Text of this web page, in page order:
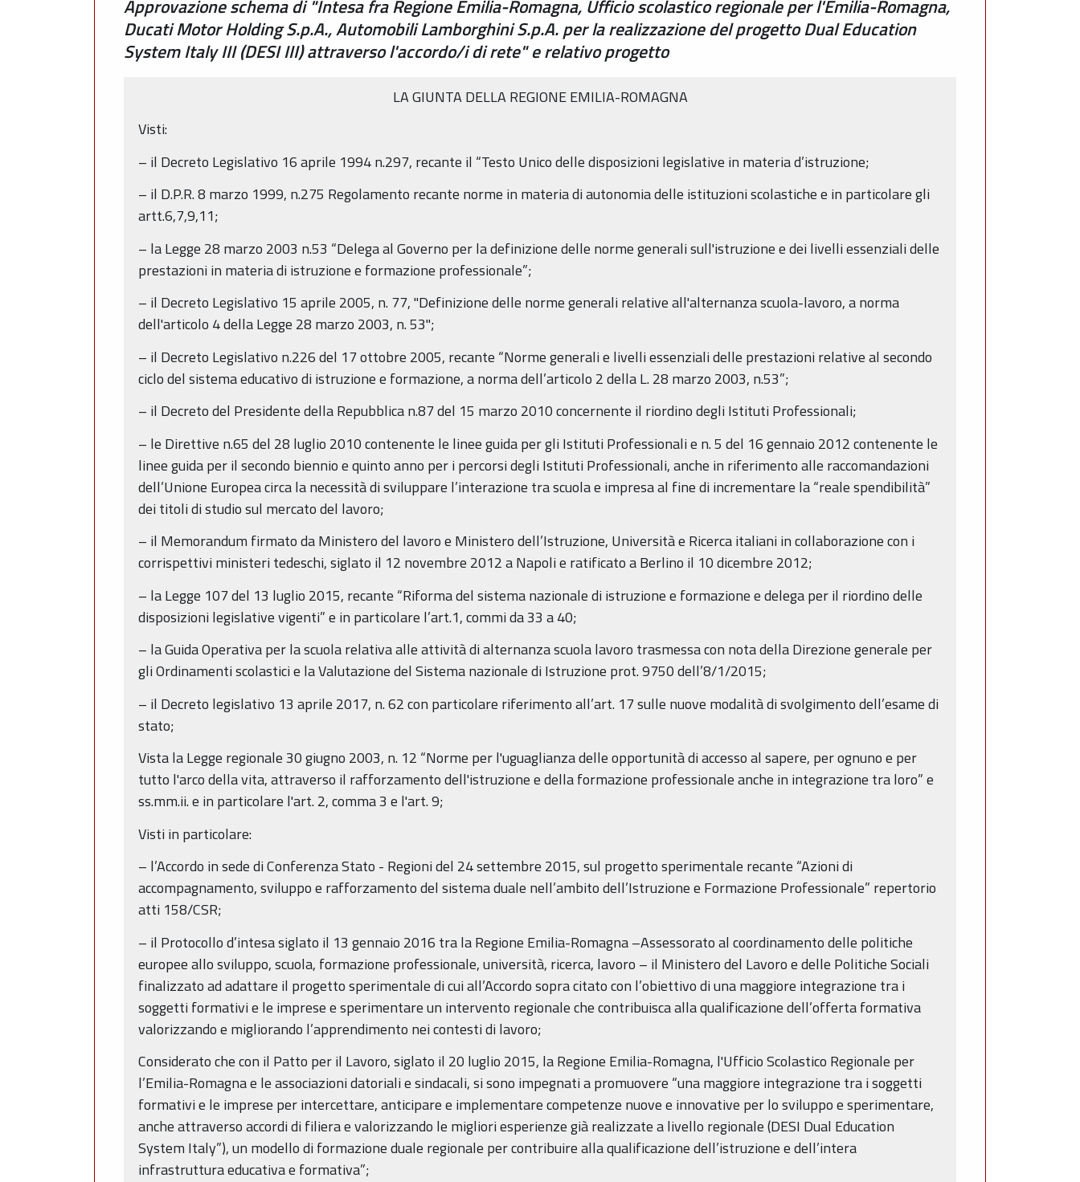
Approvazione schema di "Intesa fra Regione Emilia-Romagna, Ufficio scolastico regionale per l'Emilia-Romagna,
Ducati Motor Holding S.p.A., Automobili Lamborghini S.p.A. per la realizzazione del progetto Dual Education
System Italy III (DESI III) attraverso l'accordo/i di rete" e relativo progetto
LA GIUNTA DELLA REGIONE EMILIA-ROMAGNA
Visti:
– il Decreto Legislativo 16 aprile 1994 n.297, recante il “Testo Unico delle disposizioni legislative in materia d’istruzione;
– il D.P.R. 8 marzo 1999, n.275 Regolamento recante norme in materia di autonomia delle istituzioni scolastiche e in particolare gli
artt.6,7,9,11;
– la Legge 28 marzo 2003 n.53 “Delega al Governo per la definizione delle norme generali sull'istruzione e dei livelli essenziali delle
prestazioni in materia di istruzione e formazione professionale”;
– il Decreto Legislativo 15 aprile 2005, n. 77, "Definizione delle norme generali relative all'alternanza scuola-lavoro, a norma
dell'articolo 4 della Legge 28 marzo 2003, n. 53";
– il Decreto Legislativo n.226 del 17 ottobre 2005, recante “Norme generali e livelli essenziali delle prestazioni relative al secondo
ciclo del sistema educativo di istruzione e formazione, a norma dell’articolo 2 della L. 28 marzo 2003, n.53”;
– il Decreto del Presidente della Repubblica n.87 del 15 marzo 2010 concernente il riordino degli Istituti Professionali;
– le Direttive n.65 del 28 luglio 2010 contenente le linee guida per gli Istituti Professionali e n. 5 del 16 gennaio 2012 contenente le
linee guida per il secondo biennio e quinto anno per i percorsi degli Istituti Professionali, anche in riferimento alle raccomandazioni
dell’Unione Europea circa la necessità di sviluppare l’interazione tra scuola e impresa al fine di incrementare la “reale spendibilità”
dei titoli di studio sul mercato del lavoro;
– il Memorandum firmato da Ministero del lavoro e Ministero dell’Istruzione, Università e Ricerca italiani in collaborazione con i
corrispettivi ministeri tedeschi, siglato il 12 novembre 2012 a Napoli e ratificato a Berlino il 10 dicembre 2012;
– la Legge 107 del 13 luglio 2015, recante “Riforma del sistema nazionale di istruzione e formazione e delega per il riordino delle
disposizioni legislative vigenti” e in particolare l’art.1, commi da 33 a 40;
– la Guida Operativa per la scuola relativa alle attività di alternanza scuola lavoro trasmessa con nota della Direzione generale per
gli Ordinamenti scolastici e la Valutazione del Sistema nazionale di Istruzione prot. 9750 dell’8/1/2015;
– il Decreto legislativo 13 aprile 2017, n. 62 con particolare riferimento all’art. 17 sulle nuove modalità di svolgimento dell’esame di
stato;
Vista la Legge regionale 30 giugno 2003, n. 12 “Norme per l'uguaglianza delle opportunità di accesso al sapere, per ognuno e per
tutto l'arco della vita, attraverso il rafforzamento dell'istruzione e della formazione professionale anche in integrazione tra loro” e
ss.mm.ii. e in particolare l'art. 2, comma 3 e l'art. 9;
Visti in particolare:
– l’Accordo in sede di Conferenza Stato - Regioni del 24 settembre 2015, sul progetto sperimentale recante “Azioni di
accompagnamento, sviluppo e rafforzamento del sistema duale nell’ambito dell’Istruzione e Formazione Professionale” repertorio
atti 158/CSR;
– il Protocollo d’intesa siglato il 13 gennaio 2016 tra la Regione Emilia-Romagna –Assessorato al coordinamento delle politiche
europee allo sviluppo, scuola, formazione professionale, università, ricerca, lavoro – il Ministero del Lavoro e delle Politiche Sociali
finalizzato ad adattare il progetto sperimentale di cui all’Accordo sopra citato con l’obiettivo di una maggiore integrazione tra i
soggetti formativi e le imprese e sperimentare un intervento regionale che contribuisca alla qualificazione dell’offerta formativa
valorizzando e migliorando l’apprendimento nei contesti di lavoro;
Considerato che con il Patto per il Lavoro, siglato il 20 luglio 2015, la Regione Emilia-Romagna, l'Ufficio Scolastico Regionale per
l’Emilia-Romagna e le associazioni datoriali e sindacali, si sono impegnati a promuovere “una maggiore integrazione tra i soggetti
formativi e le imprese per intercettare, anticipare e implementare competenze nuove e innovative per lo sviluppo e sperimentare,
anche attraverso accordi di filiera e valorizzando le migliori esperienze già realizzate a livello regionale (DESI Dual Education
System Italy”), un modello di formazione duale regionale per contribuire alla qualificazione dell’istruzione e dell’intera
infrastruttura educativa e formativa”;